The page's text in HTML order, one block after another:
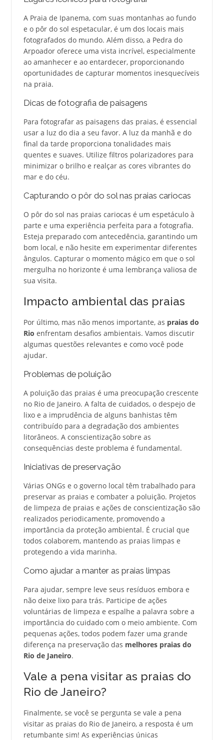
A Praia de Ipanema, com suas montanhas ao fundo
e o pôr do sol espetacular, é um dos locais mais
fotografados do mundo. Além disso, a Pedra do
Arpoador oferece uma vista incrível, especialmente
ao amanhecer e ao entardecer, proporcionando
oportunidades de capturar momentos inesquecíveis
na praia.
Dicas de fotografia de paisagens
Para fotografar as paisagens das praias, é essencial
usar a luz do dia a seu favor. A luz da manhã e do
final da tarde proporciona tonalidades mais
quentes e suaves. Utilize filtros polarizadores para
minimizar o brilho e realçar as cores vibrantes do
mar e do céu.
Capturando o pôr do sol nas praias cariocas
O pôr do sol nas praias cariocas é um espetáculo à
parte e uma experiência perfeita para a fotografia.
Esteja preparado com antecedência, garantindo um
bom local, e não hesite em experimentar diferentes
ângulos. Capturar o momento mágico em que o sol
mergulha no horizonte é uma lembrança valiosa de
sua visita.
Impacto ambiental das praias
Por último, mas não menos importante, as praias do
Rio enfrentam desafios ambientais. Vamos discutir
algumas questões relevantes e como você pode
ajudar.
Problemas de poluição
A poluição das praias é uma preocupação crescente
no Rio de Janeiro. A falta de cuidados, o despejo de
lixo e a imprudência de alguns banhistas têm
contribuído para a degradação dos ambientes
litorâneos. A conscientização sobre as
consequências deste problema é fundamental.
Iniciativas de preservação
Várias ONGs e o governo local têm trabalhado para
preservar as praias e combater a poluição. Projetos
de limpeza de praias e ações de conscientização são
realizados periodicamente, promovendo a
importância da proteção ambiental. É crucial que
todos colaborem, mantendo as praias limpas e
protegendo a vida marinha.
Como ajudar a manter as praias limpas
Para ajudar, sempre leve seus resíduos embora e
não deixe lixo para trás. Participe de ações
voluntárias de limpeza e espalhe a palavra sobre a
importância do cuidado com o meio ambiente. Com
pequenas ações, todos podem fazer uma grande
diferença na preservação das melhores praias do
Rio de Janeiro.
Vale a pena visitar as praias do
Rio de Janeiro?
Finalmente, se você se pergunta se vale a pena
visitar as praias do Rio de Janeiro, a resposta é um
retumbante sim! As experiências únicas